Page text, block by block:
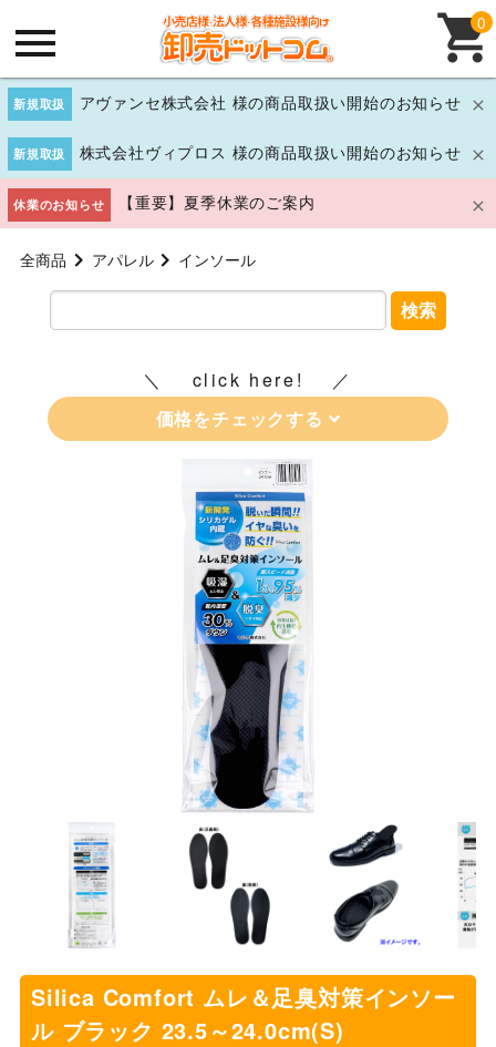
新規取扱 アヴァンセ株式会社 様の商品取扱い開始のお知らせ
新規取扱 株式会社ヴィプロス 様の商品取扱い開始のお知らせ
休業のお知らせ 【重要】夏季休業のご案内
0
全商品 アパレル インソール
検索
click here!
価格をチェックする
Silica Comfort ムレ＆足臭対策インソー
ル ブラック 23.5～24.0cm(S)